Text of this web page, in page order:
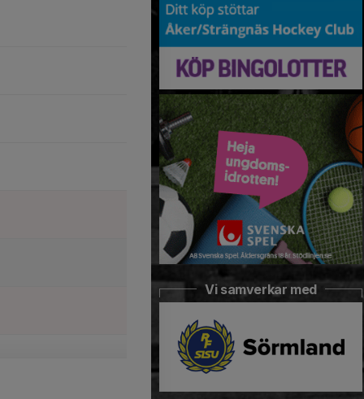
Vi samverkar med